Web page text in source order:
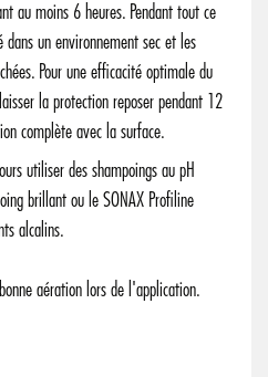
au moins 6 heures. Pendant tout ce
un environnement sec et les
Pour une efficacité optimale du
la protection reposer pendant 12
complète avec la surface.
utiliser des shampoings au pH
brillant ou le SONAX Profiline
alcalins.
aération lors de l'application.